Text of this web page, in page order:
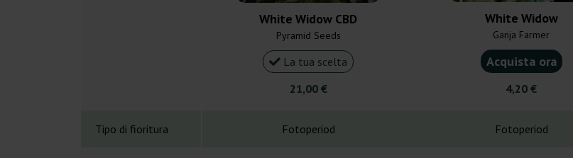
White Widow CBD
Pyramid Seeds
La tua scelta
21,00 €
White Widow
Ganja Farmer
Acquista ora
4,20 €
Tipo di fioritura Fotoperiod Fotoperiod